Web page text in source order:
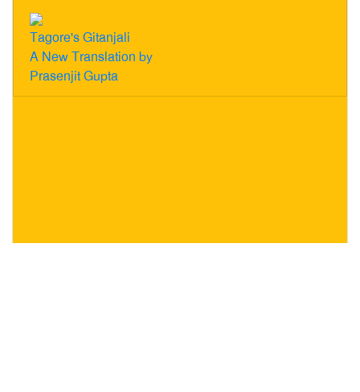
Tagore's Gitanjali
A New Translation by
Prasenjit Gupta